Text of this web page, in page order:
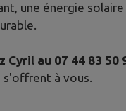
une énergie
Cyril au 07 44 83 50
s'offrent à vous.